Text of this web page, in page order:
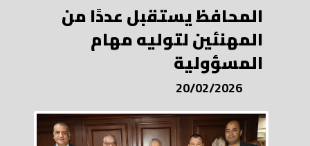
المحافظ يستقبل عددًا من
المهنئين لتوليه مهام
المسؤولية
20/02/2026